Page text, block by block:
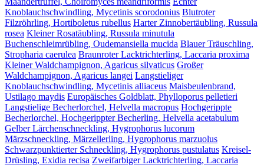
Knoblauchschwindling, Mycetinis scorodonius Blutroter
Filzröhrling, Hortiboletus rubellus Harter Zinnobertäubling, Russula
rosea Kleiner Rosatäubling, Russula minutula
Buchenschleimrübling, Oudemansiella mucida Blauer Träuschling,
Stropharia caerulea Braunroter Lacktrichterling, Laccaria proxima
Kleiner Waldchampignon, Agaricus silvaticus Großer
Waldchampignon, Agaricus langei Langstieliger
Knoblauchschwindling, Mycetinis alliaceus Maisbeulenbrand,
Ustilago maydis Europäisches Goldblatt, Phylloporus pelletieri
Langstielige Becherlorchel, Helvella macropus Hochgerippte
Becherlorchel, Hochgerippter Becherling, Helvella acetabulum
Gelber Lärchenschneckling, Hygrophorus lucorum
Märzschneckling, Märzellerling, Hygrophorus marzuolus
Schwarzpunktierter Schneckling, Hygrophorus pustulatus Kreisel-
Drüsling, Exidia recisa Zweifarbiger Lacktrichterling, Laccaria